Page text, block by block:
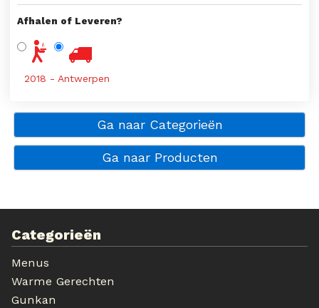
Afhalen of Leveren?
2018 - Antwerpen
Ga naar Categorieën
Ga naar Producten
Categorieën
Menus
Warme Gerechten
Gunkan